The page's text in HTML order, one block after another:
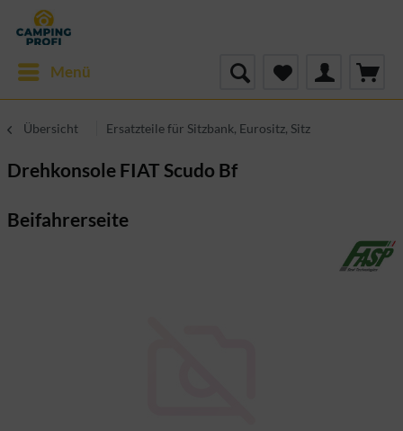
Menü
Übersicht Ersatzteile für Sitzbank, Eurositz, Sitz
Drehkonsole FIAT Scudo Bf
Beifahrerseite